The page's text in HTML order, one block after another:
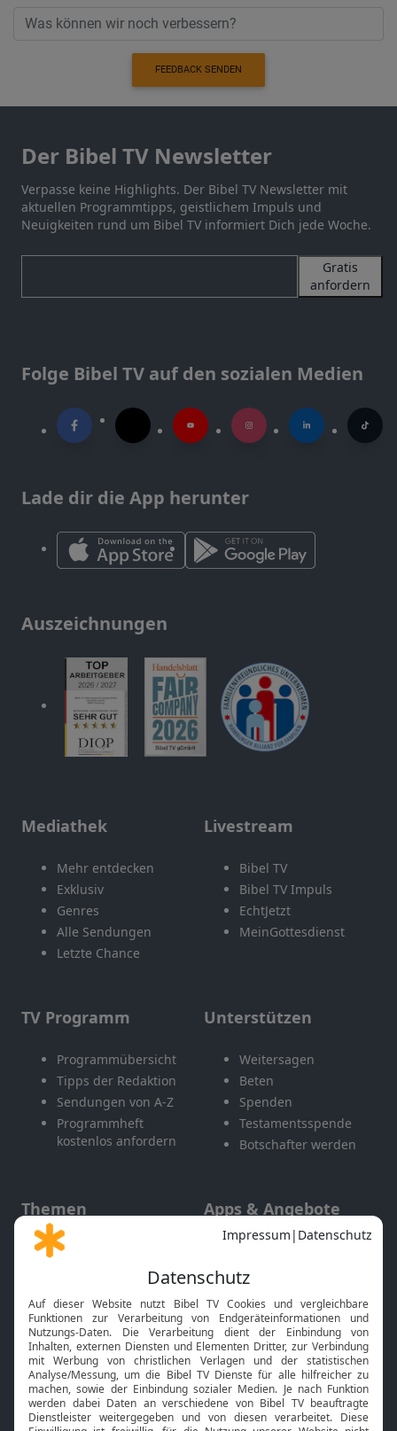
FEEDBACK SENDEN
Der Bibel TV Newsletter
Verpasse keine Highlights. Der Bibel TV Newsletter mit
aktuellen Programmtipps, geistlichem Impuls und
Neuigkeiten rund um Bibel TV informiert Dich jede Woche.
Gratis
anfordern
Folge Bibel TV auf den sozialen Medien
Lade dir die App herunter
Auszeichnungen
Mediathek
Mehr entdecken
Exklusiv
Genres
Alle Sendungen
Letzte Chance
Livestream
Bibel TV
Bibel TV Impuls
EchtJetzt
MeinGottesdienst
TV Programm
Programmübersicht
Tipps der Redaktion
Sendungen von A-Z
Programmheft
kostenlos anfordern
Unterstützen
Weitersagen
Beten
Spenden
Testamentsspende
Botschafter werden
Themen
Gott und Bibel erklärt
Neuigkeiten
Apps & Angebote
Mobile App
Smart TV
HbbTV
Bibelthek Online-Bibel
Nächster Gottesdienst